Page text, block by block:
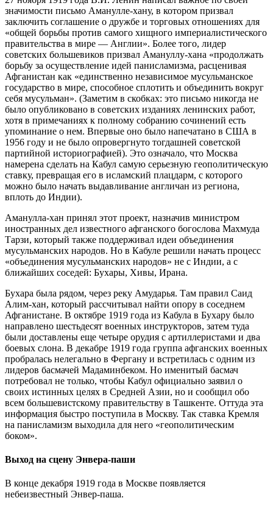
значимости письмо Аманулле-хану, в котором призвал
заключить соглашение о дружбе и торговых отношениях для
«общей борьбы против самого хищного империалистического
правительства в мире — Англии». Более того, лидер
советских большевиков призвал Амануллу-хана «продолжать
борьбу за осуществление идей панисламизма, расценивая
Афганистан как «единственно независимое мусульманское
государство в мире, способное сплотить и объединить вокруг
себя мусульман». (Заметим в скобках: это письмо никогда не
было опубликовано в советских изданиях ленинских работ,
хотя в примечаниях к полному собранию сочинений есть
упоминание о нем. Впервые оно было напечатано в США в
1956 году и не было опровергнуто тогдашней советской
партийной историографией). Это означало, что Москва
намерена сделать на Кабул самую серьезную геополитическую
ставку, превращая его в исламский плацдарм, с которого
можно было начать выдавливание англичан из региона,
вплоть до Индии).
Аманулла-хан принял этот проект, назначив министром
иностранных дел известного афганского богослова Махмуда
Тарзи, который также поддерживал идеи объединения
мусульманских народов. Но в Кабуле решили начать процесс
«объединения мусульманских народов» не с Индии, а с
ближайших соседей: Бухары, Хивы, Ирана.
Бухара была рядом, через реку Амударья. Там правил Саид
Алим-хан, который рассчитывал найти опору в соседнем
Афганистане. В октябре 1919 года из Кабула в Бухару было
направлено шестьдесят военных инструкторов, затем туда
были доставлены еще четыре орудия с артиллеристами и два
боевых слона. В декабре 1919 года группа афганских военных
пробралась нелегально в Фергану и встретилась с одним из
лидеров басмачей Мадаминбеком. Но именитый басмач
потребовал не только, чтобы Кабул официально заявил о
своих истинных целях в Средней Азии, но и сообщил обо
всем большевистскому правительству в Ташкенте. Оттуда эта
информация быстро поступила в Москву. Так ставка Кремля
на панисламизм выходила для него «геополитическим
боком».
Выход на сцену Энвера-паши
В конце декабря 1919 года в Москве появляется
небеизвестный Энвер-паша.